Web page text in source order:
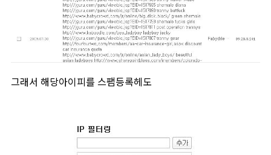
그래서 해당아이피를 스팸등록헤도